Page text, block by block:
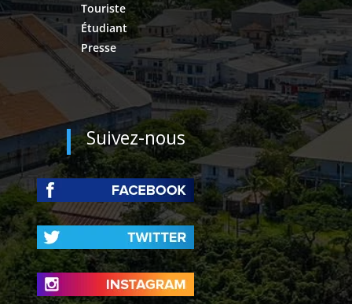
Touriste
Étudiant
Presse
Suivez-nous